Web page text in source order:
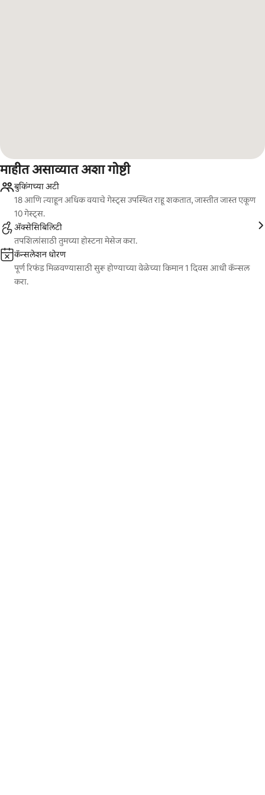
माहीत असाव्यात अशा गोष्टी
बुकिंगच्या अटी
18 आणि त्याहून अधिक वयाचे गेस्ट्स उपस्थित राहू शकतात, जास्तीत जास्त एकूण
10 गेस्ट्स.
ॲक्सेसिबिलिटी
तपशिलांसाठी तुमच्या होस्टना मेसेज करा.
कॅन्सलेशन धोरण
पूर्ण रिफंड मिळवण्यासाठी सुरू होण्याच्या वेळेच्या किमान 1 दिवस आधी कॅन्सल
करा.